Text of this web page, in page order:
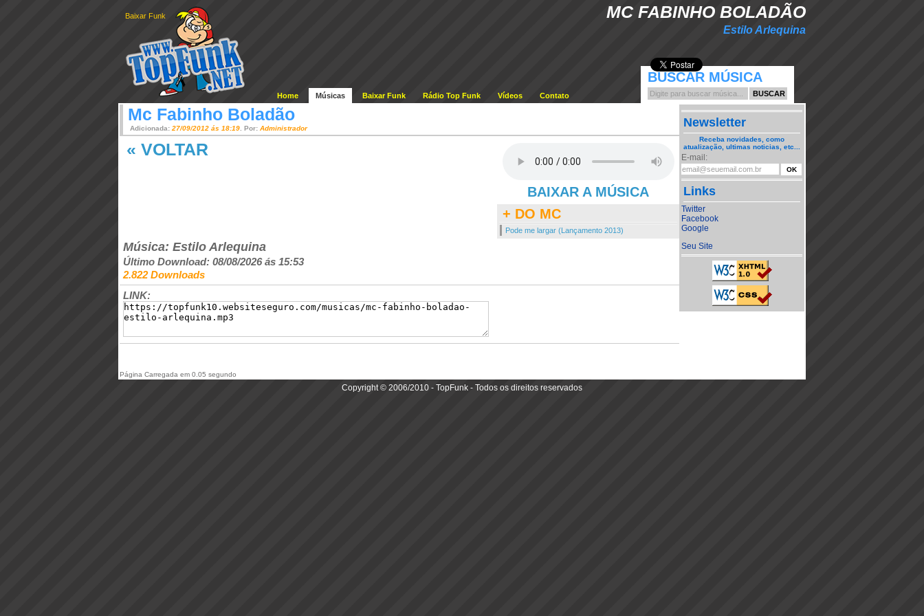
MC FABINHO BOLADÃO
Estilo Arlequina
Baixar Funk
Home Músicas Baixar Funk Rádio Top Funk Vídeos Contato
BUSCAR MÚSICA
Mc Fabinho Boladão
Adicionada: 27/09/2012 ás 18:19 . Por: Administrador
BAIXAR A MÚSICA
+ DO MC
Pode me largar (Lançamento 2013)
« VOLTAR
Música: Estilo Arlequina
Último Download: 08/08/2026 ás 15:53
2.822 Downloads
LINK:
Newsletter
Receba novidades, como
atualização, ultimas noticias, etc...
E-mail:
Links
Twitter
Facebook
Google
Seu Site
Página Carregada em 0.05 segundo
Copyright © 2006/2010 - TopFunk - Todos os direitos reservados